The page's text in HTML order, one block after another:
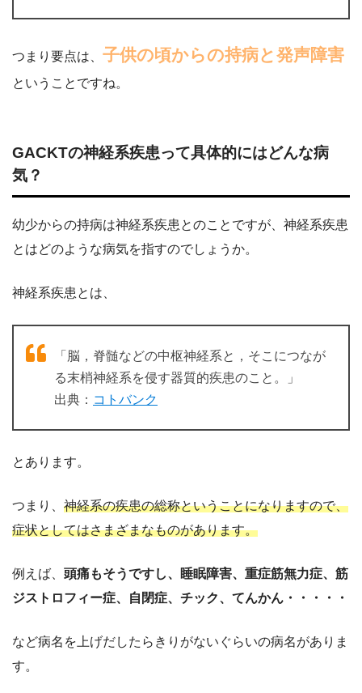
つまり要点は、 子供の頃からの持病と発声障害
ということですね。
GACKTの神経系疾患って具体的にはどんな病
気？
幼少からの持病は神経系疾患とのことですが、神経系疾患
とはどのような病気を指すのでしょうか。
神経系疾患とは、
「脳，脊髄などの中枢神経系と，そこにつなが
る末梢神経系を侵す器質的疾患のこと。」
出典： コトバンク
とあります。
つまり、 神経系の疾患の総称ということになりますので、
症状としてはさまざまなものがあります。
例えば、 頭痛もそうですし、睡眠障害、重症筋無力症、筋
ジストロフィー症、自閉症、チック、てんかん・・・・・
など病名を上げだしたらきりがないぐらいの病名がありま
す。